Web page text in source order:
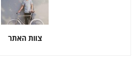
צוות האתר